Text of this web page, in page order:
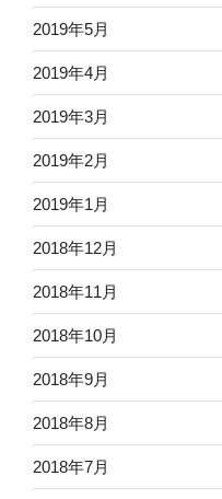
2019年5月
2019年4月
2019年3月
2019年2月
2019年1月
2018年12月
2018年11月
2018年10月
2018年9月
2018年8月
2018年7月